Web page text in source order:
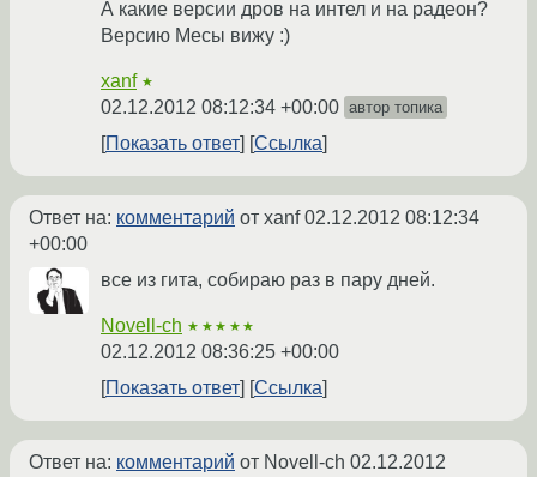
А какие версии дров на интел и на радеон?
Версию Месы вижу :)
xanf ★
02.12.2012 08:12:34 +00:00 автор топика
Показать ответ Ссылка
Ответ на: комментарий от xanf02.12.2012 08:12:34
+00:00
все из гита, собираю раз в пару дней.
Novell-ch ★★★★★
02.12.2012 08:36:25 +00:00
Показать ответ
Ссылка
Ответ на: комментарий от Novell-ch 02.12.2012